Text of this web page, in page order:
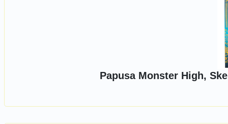
Papusa Monster High,